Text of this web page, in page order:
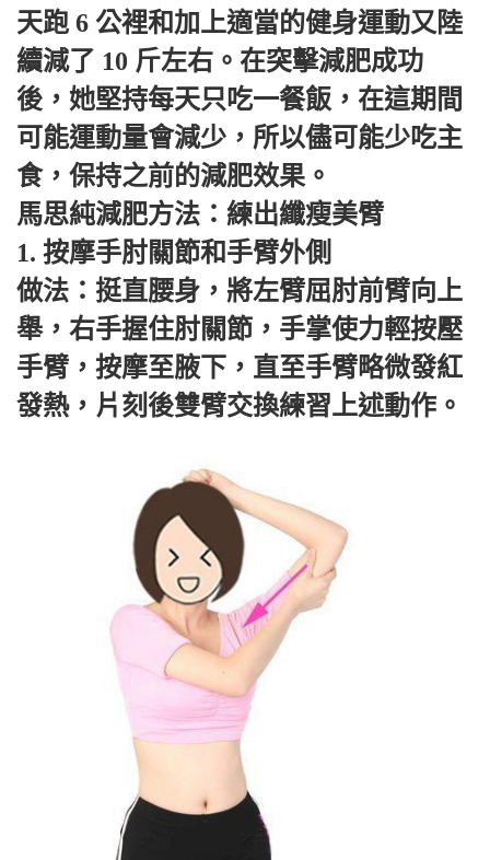
天跑 6 公裡和加上適當的健身運動又陸
續減了 10 斤左右。在突擊減肥成功
後，她堅持每天只吃一餐飯，在這期間
可能運動量會減少，所以儘可能少吃主
食，保持之前的減肥效果。
馬思純減肥方法：練出纖瘦美臂
1. 按摩手肘關節和手臂外側
做法：挺直腰身，將左臂屈肘前臂向上
舉，右手握住肘關節，手掌使力輕按壓
手臂，按摩至腋下，直至手臂略微發紅
發熱，片刻後雙臂交換練習上述動作。